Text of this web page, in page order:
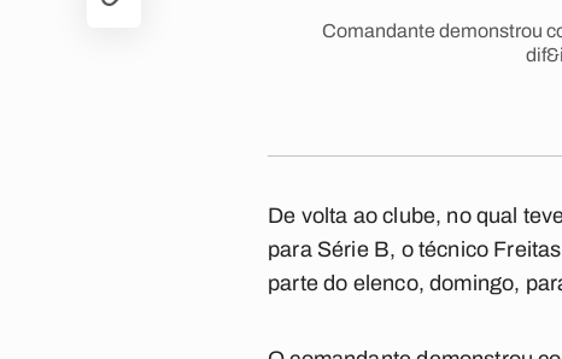
Comandante demonstrou
De volta ao clube, no qual
para Série B, o técnico
parte do elenco, domingo,